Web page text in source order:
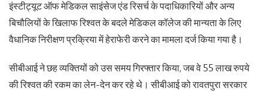
इंस्टीट्यूट ऑफ मेडिकल साइंसेज एंड रिसर्च के पदाधिकारियों और अन्य
बिचौलियों के खिलाफ रिश्वत के बदले मेडिकल कॉलेज की मान्यता के लिए
वैधानिक निरीक्षण प्रक्रिया में हेराफेरी करने का मामला दर्ज किया गया है।
सीबीआई ने छह व्यक्तियों को उस समय गिरफ्तार किया, जब वे 55 लाख रुपये
की रिश्वत की रकम का लेन-देन कर रहे थे। सीबीआई को रावतपुरा सरकार